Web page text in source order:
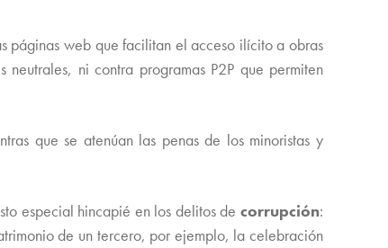
páginas web que facilitan el acceso ilícito a obras
ni contra programas P2P que permiten
que se atenúan las penas de los minoristas y
especial hincapié en los delitos decorrupción:
de un tercero, por ejemplo, la celebración